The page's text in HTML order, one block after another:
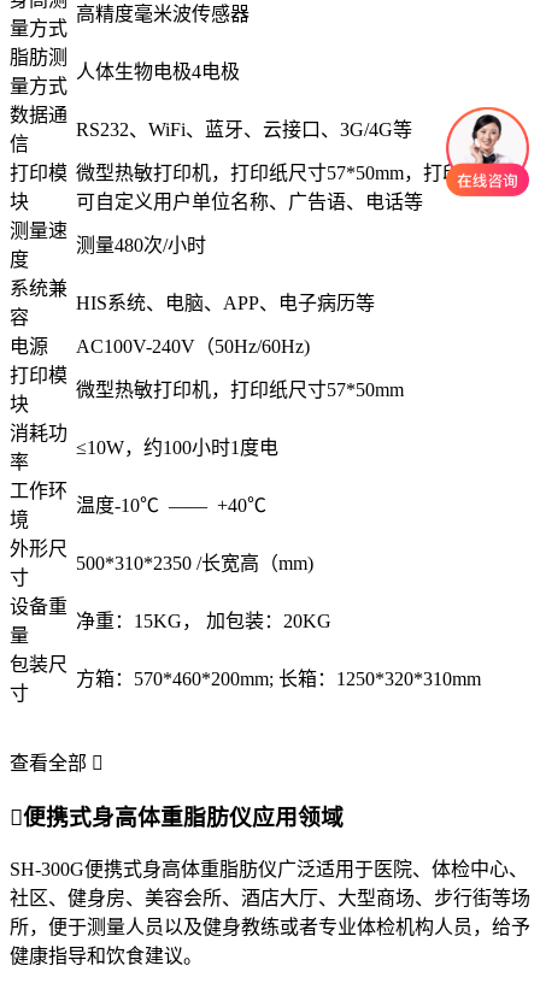
量方式
高精度毫米波传感器
脂肪测
量方式
人体生物电极4电极
数据通
信
RS232、WiFi、蓝牙、云接口、3G/4G等
打印模
块
微型热敏打印机，打印纸尺寸57*50mm，打印小票上
可自定义用户单位名称、广告语、电话等
测量速
度
测量480次/小时
系统兼
容
HIS系统、电脑、APP、电子病历等
电源
AC100V-240V（50Hz/60Hz)
打印模
块
微型热敏打印机，打印纸尺寸57*50mm
消耗功
率
≤10W，约100小时1度电
工作环
境
温度-10℃ —— +40℃
外形尺
寸
500*310*2350 /长宽高（mm)
设备重
量
净重：15KG， 加包装：20KG
包装尺
寸
方箱：570*460*200mm; 长箱：1250*320*310mm
查看全部 
便携式身高体重脂肪仪应用领域
SH-300G便携式身高体重脂肪仪广泛适用于医院、体检中心、
社区、健身房、美容会所、酒店大厅、大型商场、步行街等场
所，便于测量人员以及健身教练或者专业体检机构人员，给予
健康指导和饮食建议。